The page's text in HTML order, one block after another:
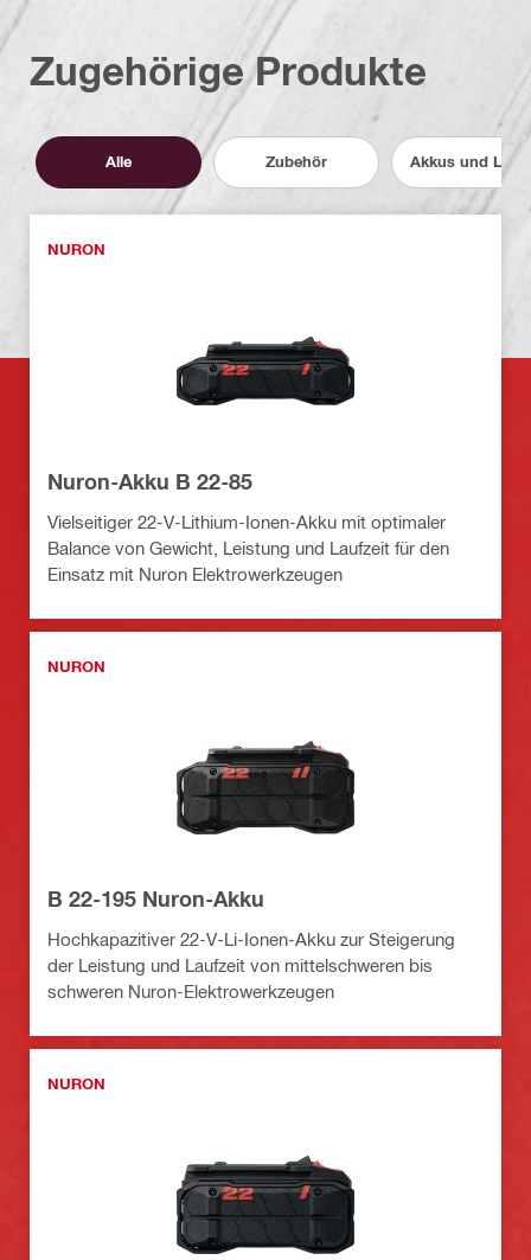
Zugehörige Produkte
Alle Zubehör Akkus und
NURON
Nuron-Akku B 22-85
Vielseitiger 22-V-Lithium-Ionen-Akku mit optimaler
Balance von Gewicht, Leistung und Laufzeit für den
Einsatz mit Nuron Elektrowerkzeugen
NURON
B 22-195 Nuron-Akku
Hochkapazitiver 22-V-Li-Ionen-Akku zur Steigerung
der Leistung und Laufzeit von mittelschweren bis
schweren Nuron-Elektrowerkzeugen
NURON